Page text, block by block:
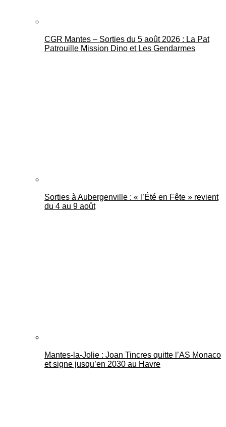
Mantes Actu
CGR Mantes – Sorties du 5 août 2026 : La Pat
Patrouille Mission Dino et Les Gendarmes
Sorties à Aubergenville : « l’Été en Fête » revient
du 4 au 9 août
Mantes-la-Jolie : Joan Tincres quitte l’AS Monaco
et signe jusqu’en 2030 au Havre